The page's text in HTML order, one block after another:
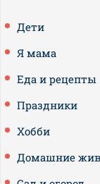
Дети
Я мама
Еда и рецепты
Праздники
Хобби
Домашние